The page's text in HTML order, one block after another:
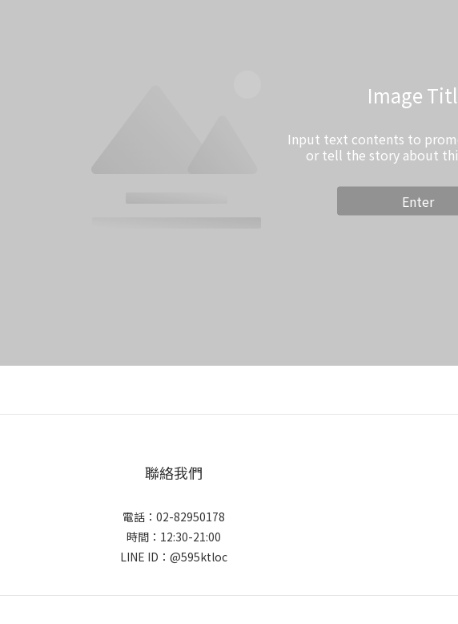
Image
Input text contents to
or tell the story about
Enter
聯絡我們
電話：02-82950178
時間：12:30-21:00
LINE ID：@595ktloc